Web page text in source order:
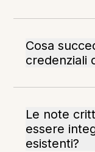
Cosa
credenziali
Le note
essere
esistenti?